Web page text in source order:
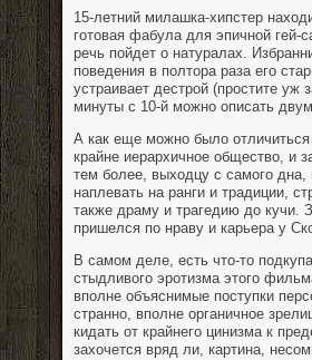
15-летний милашка-хипстер
готовая фабула для эпичной гей-
речь пойдет о натуралах.
поведения в полтора раза его
устраивает дестрой (простите
минуты с 10-й можно описать
А как еще можно было
крайне иерархичное общество, и
тем более, выходцу с самого
наплевать на ранги и традиции,
также драму и трагедию до кучи.
пришелся по нраву и карьера у
В самом деле, есть что-то
стыдливого эротизма этого
вполне объяснимые поступки
странно, вполне органичное
кидать от крайнего цинизма к
захочется вряд ли, картина,